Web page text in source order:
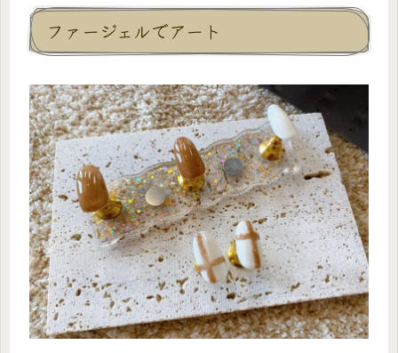
ファージェルでアート